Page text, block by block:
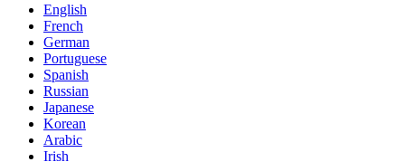
English
French
German
Portuguese
Spanish
Russian
Japanese
Korean
Arabic
Irish